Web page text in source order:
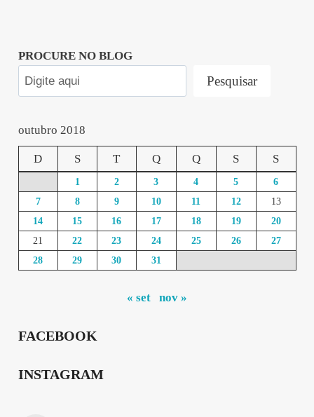
PROCURE NO BLOG
Pesquisar
outubro 2018
D S T Q Q S S
1 2 3 4 5
6
7
8 9 10 11 12
13
14
15 16 17 18 19
20
21
22 23 24 25 26
27
28
29 30 31
« set nov »
FACEBOOK
INSTAGRAM